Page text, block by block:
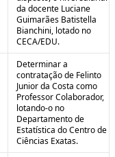
da docente Luciane
Guimarães Batistella
Bianchini, lotado no
CECA/EDU.
Determinar a
contratação de Felinto
Junior da Costa como
Professor Colaborador,
lotando-o no
Departamento de
Estatística do Centro de
Ciências Exatas.